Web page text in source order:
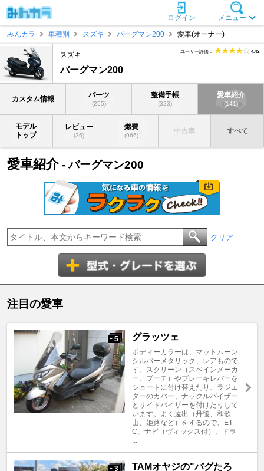
メニュー
ログイン
みんカラ
車種別 スズキ バーグマン200 愛車(オーナー)
スズキ
バーグマン200
ユーザー評価： 4.42
カスタム情報 パーツ
(255)
整備手帳
(323)
愛車紹介
(141)
モデル
トップ
レビュー
(36)
燃費
(966)
中古車 すべて
愛車紹介- バーグマン200
クリア
注目の愛車
+ 5 グラッツェ
ボディーカラーは、マットムーン
シルバーメタリック、レアもので
す。スクリーン（スペインメーカ
ー、プーチ）やブレーキレバーを
ショートに付け替えたり、ラジエ
ターのカバー、ナックルバイザー
とサイドバイザーを付けたりして
います。よく遠出（丹後、和歌
山、姫路など）をするので、ET
C、ナビ（ヴィックス付）、ドラ
...
+ 3
TAMオヤジの"バグたろ